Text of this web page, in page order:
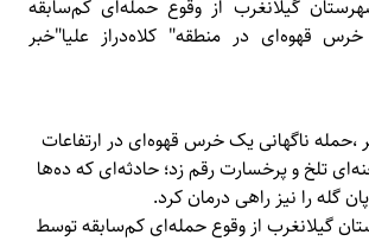
گیلانغرب از وقوع حمله‌ای کم‌سابقه
قهوه‌ای در منطقه" کلاه‌دراز علیا"خبر
،حمله ناگهانی یک خرس قهوه‌ای در ارتفاعات
تلخ و پرخسارت رقم زد؛ حادثه‌ای که ده‌ها
گله را نیز راهی درمان کرد.
گیلانغرب از وقوع حمله‌ای کم‌سابقه توسط